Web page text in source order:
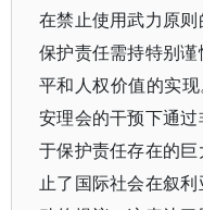
在禁止使用武力原
保护责任需持特别
平和人权价值的实
安理会的干预下通
于保护责任存在的
止了国际社会在叙